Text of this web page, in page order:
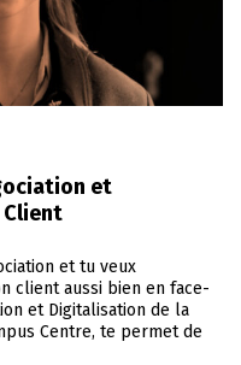
et
et tu veux
client aussi bien en face-
et Digitalisation de la
Centre, te permet de